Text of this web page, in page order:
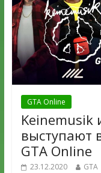
GTA Online
Keinemusik
выступают
GTA Online
23.12.2020 GTA